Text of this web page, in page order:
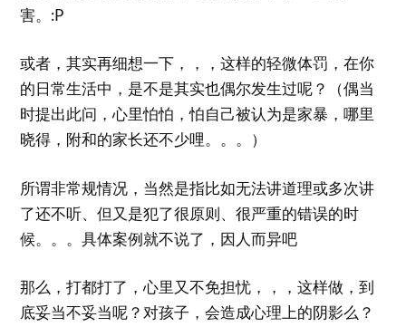
害。:P
或者，其实再细想一下，，，这样的轻微体罚，在你
的日常生活中，是不是其实也偶尔发生过呢？（偶当
时提出此问，心里怕怕，怕自己被认为是家暴，哪里
晓得，附和的家长还不少哩。。。）
所谓非常规情况，当然是指比如无法讲道理或多次讲
了还不听、但又是犯了很原则、很严重的错误的时
候。。。具体案例就不说了，因人而异吧
那么，打都打了，心里又不免担忧，，，这样做，到
底妥当不妥当呢？对孩子，会造成心理上的阴影么？